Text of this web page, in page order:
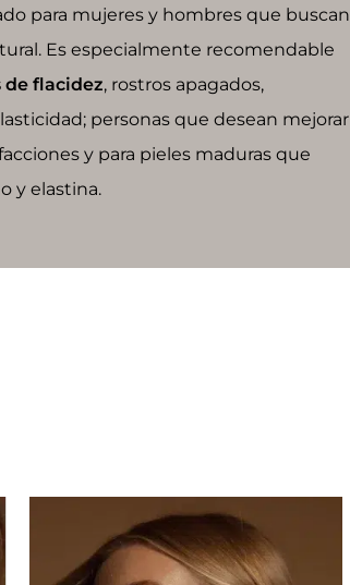
para mujeres y hombres que buscan
Es especialmente recomendable
de flacidez, rostros apagados,
personas que desean mejorar
y para pieles maduras que
y elastina.